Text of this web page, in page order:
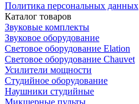
Политика персональных данных
Каталог товаров
Звуковые комплекты
Звуковое оборудование
Световое оборудование Elation
Cветовое оборудование Chauvet
Усилители мощности
Студийное оборудование
Наушники студийные